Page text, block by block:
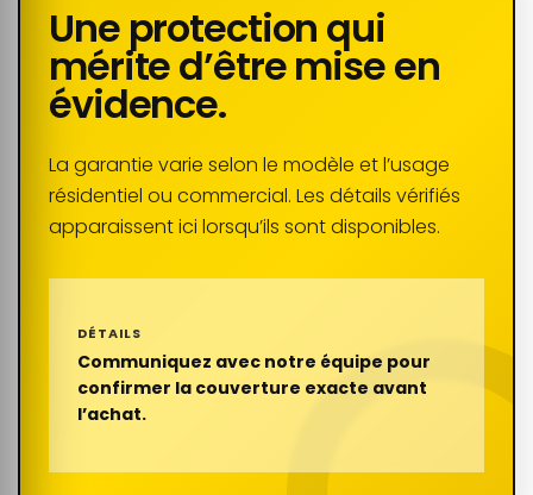
Une protection qui
mérite d’être mise en
évidence.
La garantie varie selon le modèle et l’usage
résidentiel ou commercial. Les détails vérifiés
apparaissent ici lorsqu’ils sont disponibles.
DÉTAILS
Communiquez avec notre équipe pour
confirmer la couverture exacte avant
l’achat.